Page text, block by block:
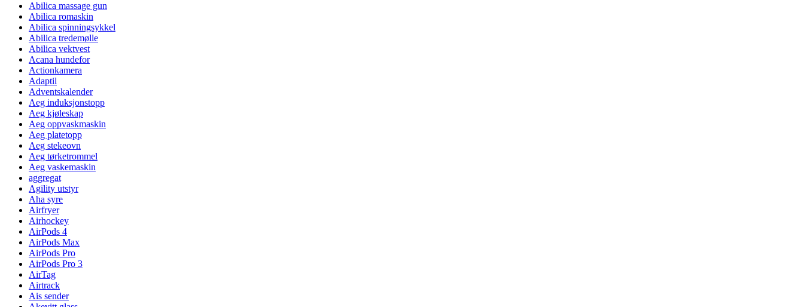
Abilica massage gun
Abilica romaskin
Abilica spinningsykkel
Abilica tredemølle
Abilica vektvest
Acana hundefor
Actionkamera
Adaptil
Adventskalender
Aeg induksjonstopp
Aeg kjøleskap
Aeg oppvaskmaskin
Aeg platetopp
Aeg stekeovn
Aeg tørketrommel
Aeg vaskemaskin
aggregat
Agility utstyr
Aha syre
Airfryer
Airhockey
AirPods 4
AirPods Max
AirPods Pro
AirPods Pro 3
AirTag
Airtrack
Ais sender